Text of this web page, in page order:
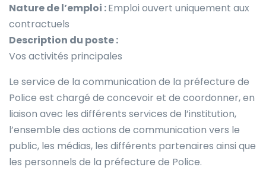
Nature de l’emploi :Emploi ouvert uniquement aux
contractuels
Description du poste :
Vos activités principales
Le service de la communication de la préfecture de
Police est chargé de concevoir et de coordonner, en
liaison avec les différents services de l’institution,
l’ensemble des actions de communication vers le
public, les médias, les différents partenaires ainsi que
les personnels de la préfecture de Police.